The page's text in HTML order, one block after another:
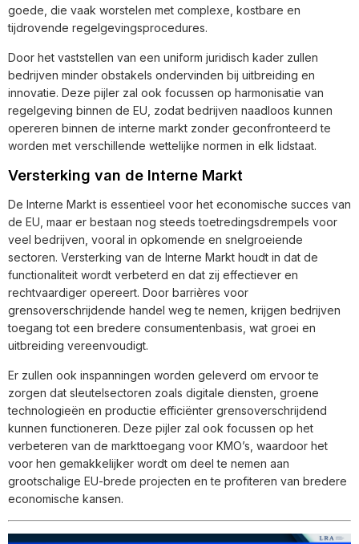
goede, die vaak worstelen met complexe, kostbare en
tijdrovende regelgevingsprocedures.
Door het vaststellen van een uniform juridisch kader zullen
bedrijven minder obstakels ondervinden bij uitbreiding en
innovatie. Deze pijler zal ook focussen op harmonisatie van
regelgeving binnen de EU, zodat bedrijven naadloos kunnen
opereren binnen de interne markt zonder geconfronteerd te
worden met verschillende wettelijke normen in elk lidstaat.
Versterking van de Interne Markt
De Interne Markt is essentieel voor het economische succes van
de EU, maar er bestaan nog steeds toetredingsdrempels voor
veel bedrijven, vooral in opkomende en snelgroeiende
sectoren. Versterking van de Interne Markt houdt in dat de
functionaliteit wordt verbeterd en dat zij effectiever en
rechtvaardiger opereert. Door barrières voor
grensoverschrijdende handel weg te nemen, krijgen bedrijven
toegang tot een bredere consumenten­basis, wat groei en
uitbreiding vereenvoudigt.
Er zullen ook inspanningen worden geleverd om ervoor te
zorgen dat sleutelsectoren zoals digitale diensten, groene
technologieën en productie efficiënter grensoverschrijdend
kunnen functioneren. Deze pijler zal ook focussen op het
verbeteren van de markttoegang voor KMO’s, waardoor het
voor hen gemakkelijker wordt om deel te nemen aan
grootschalige EU-brede projecten en te profiteren van bredere
economische kansen.